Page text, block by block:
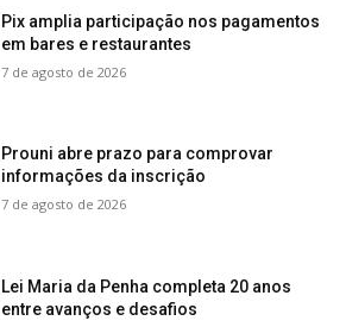
Pix amplia participação nos pagamentos
em bares e restaurantes
7 de agosto de 2026
Prouni abre prazo para comprovar
informações da inscrição
7 de agosto de 2026
Lei Maria da Penha completa 20 anos
entre avanços e desafios